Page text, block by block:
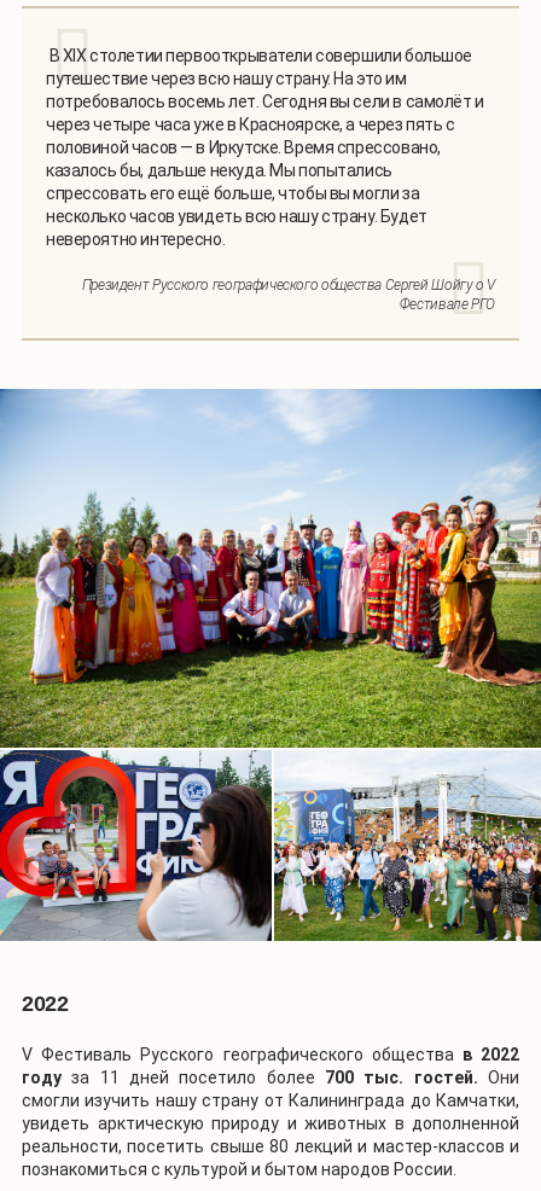
В XIX столетии первооткрыватели совершили большое
путешествие через всю нашу страну. На это им
потребовалось восемь лет. Сегодня вы сели в самолёт и
через четыре часа уже в Красноярске, а через пять с
половиной часов — в Иркутске. Время спрессовано,
казалось бы, дальше некуда. Мы попытались
спрессовать его ещё больше, чтобы вы могли за
несколько часов увидеть всю нашу страну. Будет
невероятно интересно.
Президент Русского географического общества Сергей Шойгу о V
Фестивале РГО
2022
V Фестиваль Русского географического общества в 2022
году за 11 дней посетило более 700 тыс. гостей. Они
смогли изучить нашу страну от Калининграда до Камчатки,
увидеть арктическую природу и животных в дополненной
реальности, посетить свыше 80 лекций и мастер-классов и
познакомиться с культурой и бытом народов России.